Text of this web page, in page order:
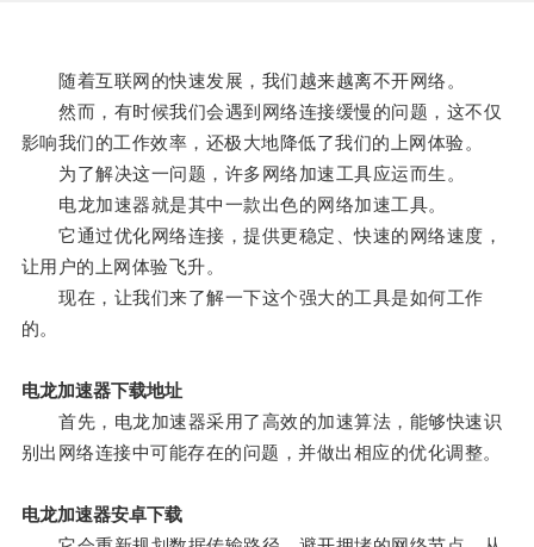
随着互联网的快速发展，我们越来越离不开网络。
然而，有时候我们会遇到网络连接缓慢的问题，这不仅
影响我们的工作效率，还极大地降低了我们的上网体验。
为了解决这一问题，许多网络加速工具应运而生。
电龙加速器就是其中一款出色的网络加速工具。
它通过优化网络连接，提供更稳定、快速的网络速度，
让用户的上网体验飞升。
现在，让我们来了解一下这个强大的工具是如何工作
的。
电龙加速器下载地址
首先，电龙加速器采用了高效的加速算法，能够快速识
别出网络连接中可能存在的问题，并做出相应的优化调整。
电龙加速器安卓下载